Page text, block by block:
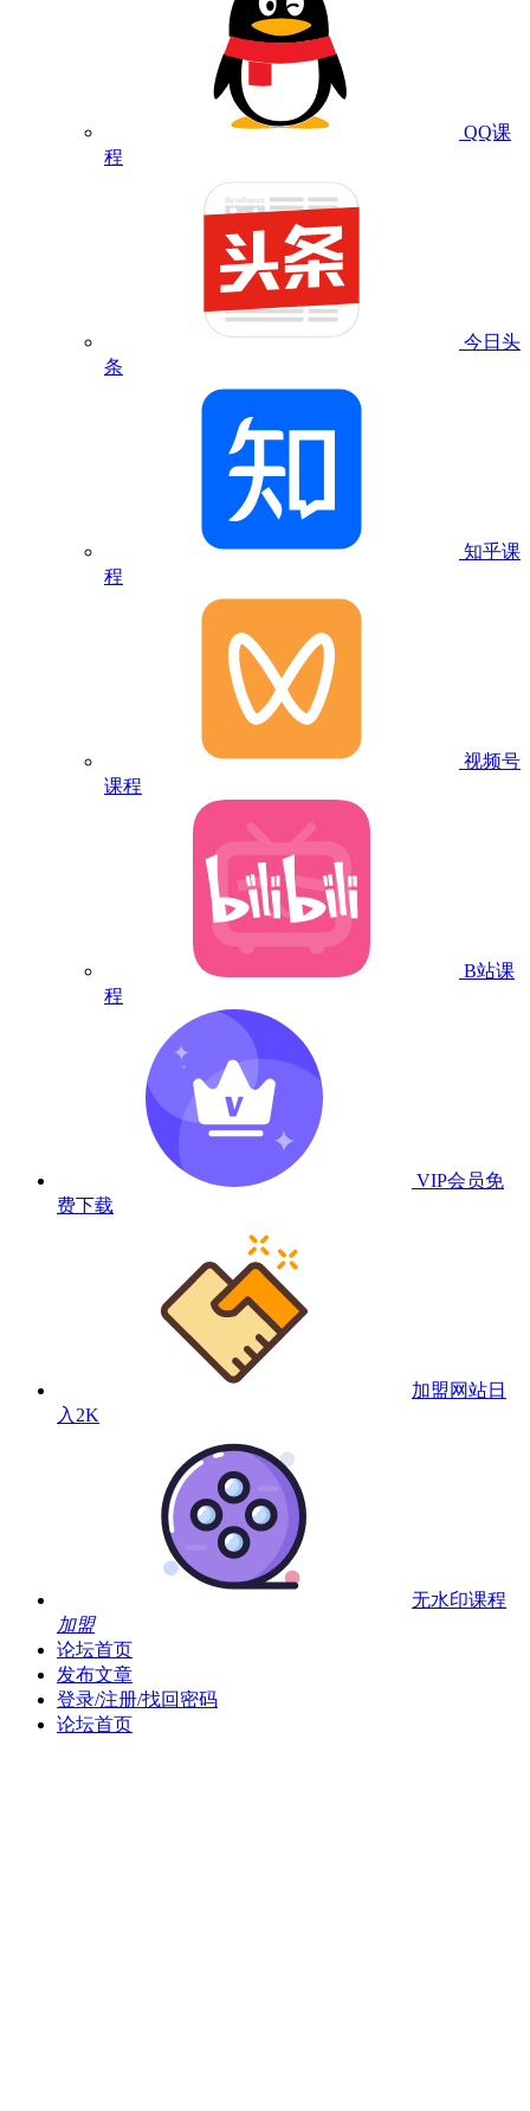
QQ课
程
今日头
条
知乎课
程
视频号
课程
B站课
程
VIP会员免
费下载
加盟网站日
入2K
无水印课程
加盟
论坛首页
发布文章
登录/注册/找回密码
论坛首页